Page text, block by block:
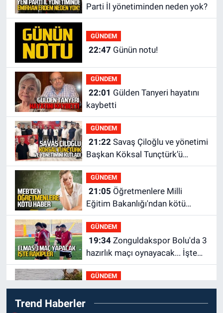
Parti İl yönetiminden neden yok?
GÜNDEM
22:47 Günün notu!
GÜNDEM
22:01
kaybetti
GÜNDEM
21:22Savaş Çiloğlu ve yönetimi
Başkan Köksal Tunçtürk’ü
kutladı
GÜNDEM
21:05
Eğitim Bakanlığı'ndan kötü
haber
GÜNDEM
19:34Zonguldakspor Bolu'da 3
hazırlık maçı oynayacak... İşte
rakipler...
GÜNDEM
19:27Çaycuma ırmağında
görüldü: Görenler şaşkınlık
Trend Haberler